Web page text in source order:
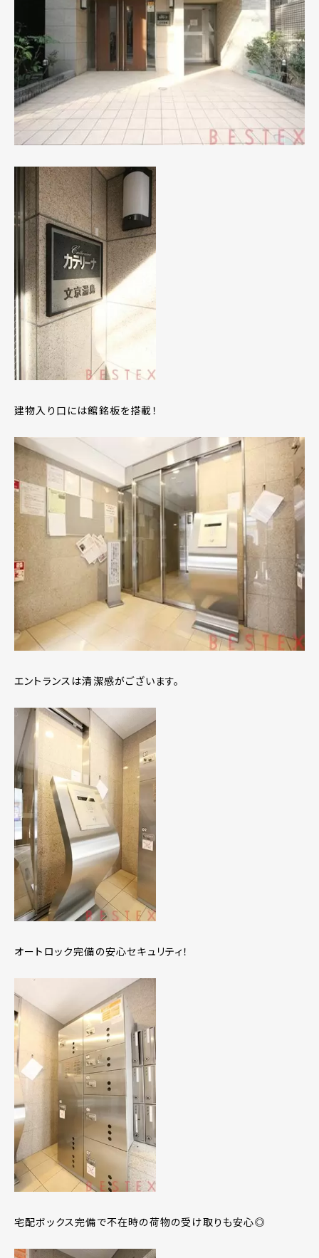
建物入り口には館銘板を搭載！
エントランスは清潔感がございます。
オートロック完備の安心セキュリティ！
宅配ボックス完備で不在時の荷物の受け取りも安心◎